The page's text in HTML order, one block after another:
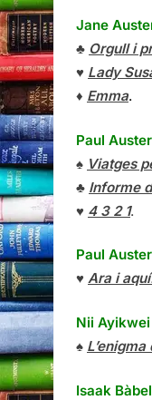
Jane
♣ Orgull i
♥ Lady
♦ Emma.
Paul Auster
♠ Viatges
♣ Informe
♥ 4 3 2 1.
Paul Auster
♥ Ara i
Nii
♠ L’enigma
Isaak Bàbel